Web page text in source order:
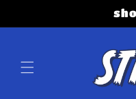
ai contenuti